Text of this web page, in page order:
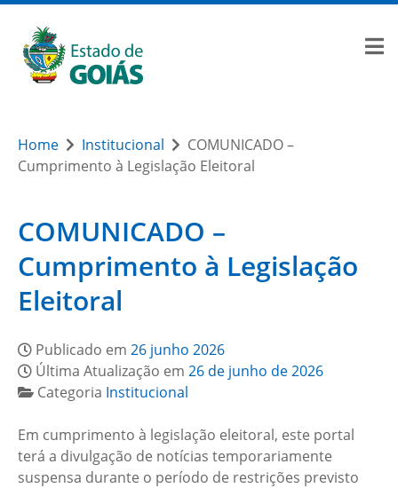
Home Institucional
COMUNICADO –
Cumprimento à Legislação Eleitoral
COMUNICADO –
Cumprimento à Legislação
Eleitoral
Publicado em 26 junho 2026
Última Atualização em 26 de junho de 2026
Categoria Institucional
Em cumprimento à legislação eleitoral, este portal
terá a divulgação de notícias temporariamente
suspensa durante o período de restrições previsto